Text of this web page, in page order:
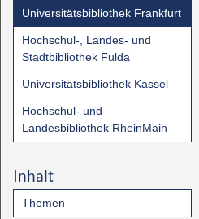
Universitätsbibliothek Frankfurt
Hochschul-, Landes- und
Stadtbibliothek Fulda
Universitätsbibliothek Kassel
Hochschul- und
Landesbibliothek RheinMain
Inhalt
Themen